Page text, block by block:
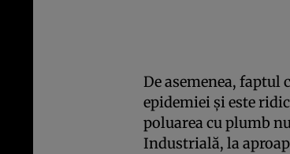
De asemenea, faptul
epidemiei şi este
poluarea cu plumb
Industrială, la